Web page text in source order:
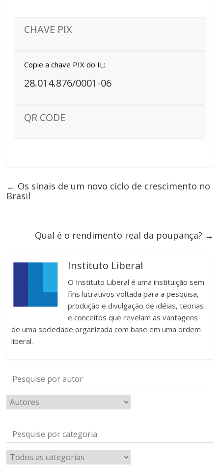
CHAVE PIX
Copie a chave PIX do IL:
28.014.876/0001-06
QR CODE
← Os sinais de um novo ciclo de crescimento no
Brasil
Qual é o rendimento real da poupança? →
Instituto Liberal
O Instituto Liberal é uma instituição sem
fins lucrativos voltada para a pesquisa,
produção e divulgação de idéias, teorias
e conceitos que revelam as vantagens
de uma sociedade organizada com base em uma ordem
liberal.
Pesquise por autor
Pesquise por categoria